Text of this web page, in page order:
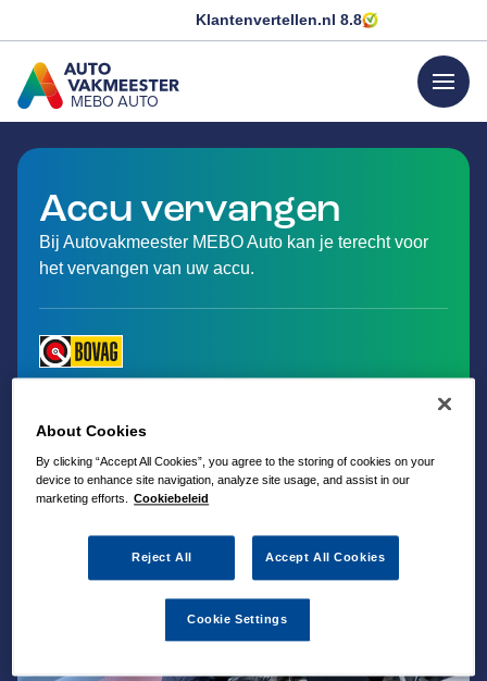
Klantenvertellen.nl 8.8
MEBO AUTO
GA NAAR DE HOMEPAGINA
menu
Accu vervangen
Bij Autovakmeester MEBO Auto kan je terecht voor
het vervangen van uw accu.
About Cookies
By clicking “Accept All Cookies”, you agree to the storing of cookies on your
device to enhance site navigation, analyze site usage, and assist in our
marketing efforts.
Cookiebeleid
Reject All Accept All Cookies
Cookie Settings